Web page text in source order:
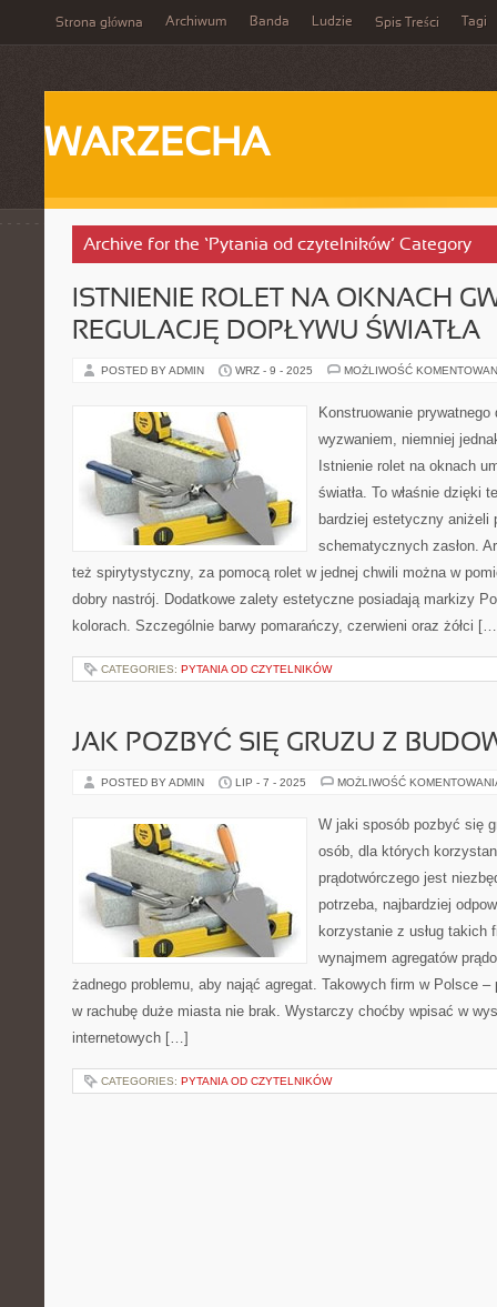
Strona główna Archiwum Banda Ludzie Spis Treści Tagi
WARZECHA
Archive for the ‘Pytania od czytelników’ Category
ISTNIENIE ROLET NA OKNACH
REGULACJĘ DOPŁYWU ŚWIATŁA
POSTED BY ADMIN WRZ - 9 - 2025 MOŻLIWOŚĆ
Konstruowanie
wyzwaniem, niemniej
Istnienie rolet na oknach
światła. To właśnie dzięki
bardziej estetyczny aniżeli
schematycznych zasłon.
też spirytystyczny, za pomocą rolet w jednej chwili można w
dobry nastrój. Dodatkowe zalety estetyczne posiadają markizy
kolorach. Szczególnie barwy pomarańczy, czerwieni oraz żółci
CATEGORIES: PYTANIA OD CZYTELNIKÓW
JAK POZBYĆ SIĘ GRUZU Z
POSTED BY ADMIN LIP - 7 - 2025 MOŻLIWOŚĆ
W jaki sposób pozbyć się
osób, dla których
prądotwórczego jest
potrzeba, najbardziej
korzystanie z usług takich
wynajmem agregatów
żadnego problemu, aby nająć agregat. Takowych firm w Polsce
w rachubę duże miasta nie brak. Wystarczy choćby wpisać w
internetowych […]
CATEGORIES: PYTANIA OD CZYTELNIKÓW